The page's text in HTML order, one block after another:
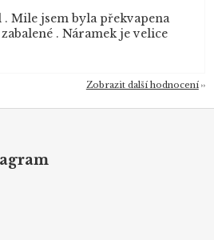
Mile jsem byla překvapena
. Náramek je velice
Zobrazit další hodnocení